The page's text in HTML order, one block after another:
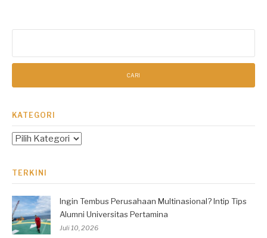
KATEGORI
Kategori
TERKINI
Ingin Tembus Perusahaan Multinasional? Intip Tips
Alumni Universitas Pertamina
Juli 10, 2026